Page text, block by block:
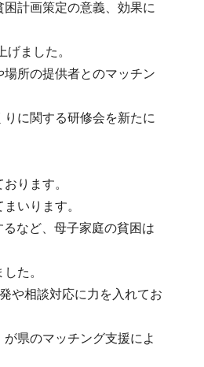
計画策定の意義、効果に
ました。
所の提供者とのマッチン
に関する研修会を新たに
ります。
いります。
など、母子家庭の貧困は
た。
や相談対応に力を入れてお
県のマッチング支援によ